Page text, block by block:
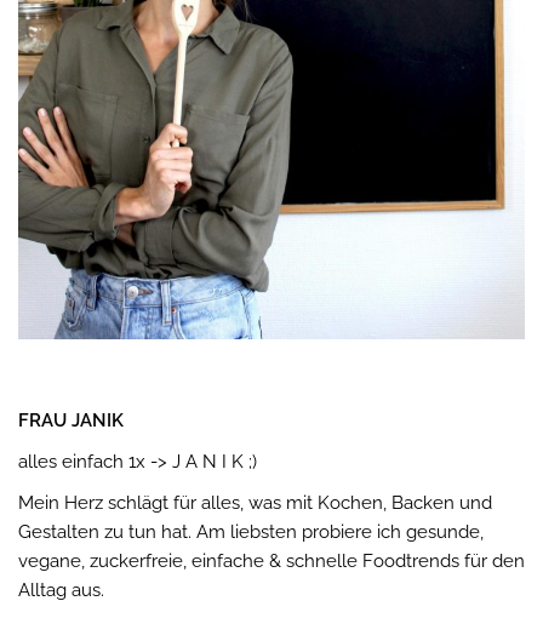
FRAU JANIK
alles einfach 1x -> J A N I K ;)
Mein Herz schlägt für alles, was mit Kochen, Backen und
Gestalten zu tun hat. Am liebsten probiere ich gesunde,
vegane, zuckerfreie, einfache & schnelle Foodtrends für den
Alltag aus.